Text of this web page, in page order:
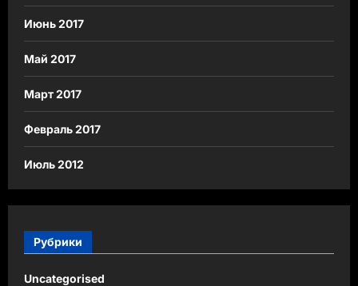
Июнь 2017
Май 2017
Март 2017
Февраль 2017
Июль 2012
Рубрики
Uncategorised